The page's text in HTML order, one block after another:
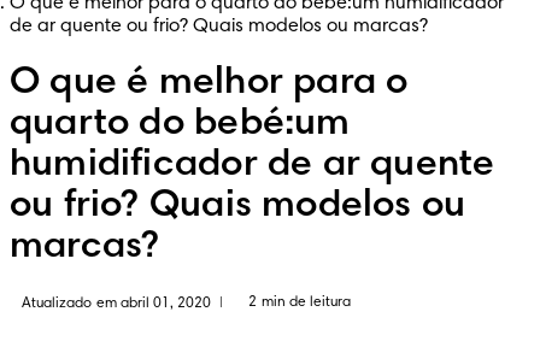
de ar quente ou frio? Quais modelos ou marcas?
O que é melhor para o
quarto do bebé:um
humidificador de ar quente
ou frio? Quais modelos ou
marcas?
Atualizado em abril 01, 2020 2 min de leitura